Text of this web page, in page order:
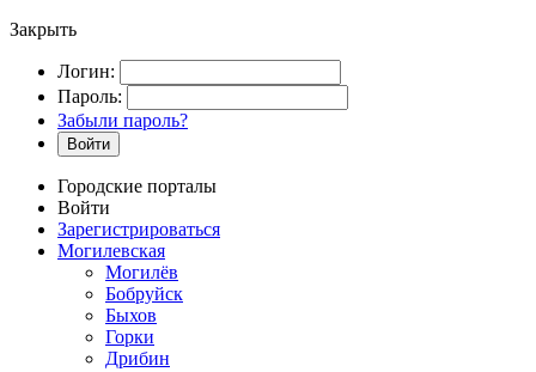
Закрыть
Логин:
Пароль:
Забыли пароль?
Войти
Городские порталы
Войти
Зарегистрироваться
Могилевская
Могилёв
Бобруйск
Быхов
Горки
Дрибин